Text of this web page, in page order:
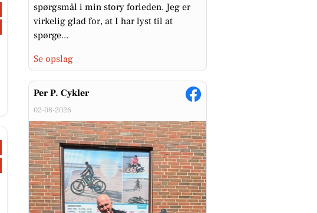
spørgsmål i min story forleden. Jeg er
virkelig glad for, at I har lyst til at
spørge...
Se opslag
Per P. Cykler
02-08-2026